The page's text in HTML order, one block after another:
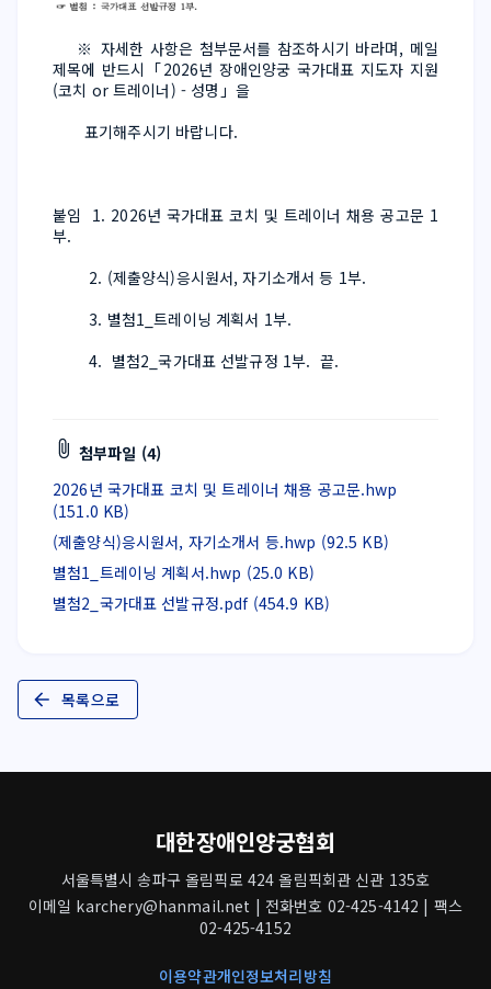
※ 자세한 사항은 첨부문서를 참조하시기 바라며, 메일
제목에 반드시「2026년 장애인양궁 국가대표 지도자 지원
(코치 or 트레이너) - 성명」을
표기해주시기 바랍니다.
붙임  1. 2026년 국가대표 코치 및 트레이너 채용 공고문 1
부.
2. (제출양식)응시원서, 자기소개서 등 1부.
3. 별첨1_트레이닝 계획서 1부.
4.  별첨2_국가대표 선발규정 1부.  끝.
첨부파일 (4)
2026년 국가대표 코치 및 트레이너 채용 공고문.hwp
(151.0 KB)
(제출양식)응시원서, 자기소개서 등.hwp (92.5 KB)
별첨1_트레이닝 계획서.hwp (25.0 KB)
별첨2_국가대표 선발규정.pdf (454.9 KB)
목록으로
대한장애인양궁협회
서울특별시 송파구 올림픽로 424 올림픽회관 신관 135호
이메일 karchery@hanmail.net | 전화번호 02-425-4142 | 팩스
02-425-4152
이용약관개인정보처리방침